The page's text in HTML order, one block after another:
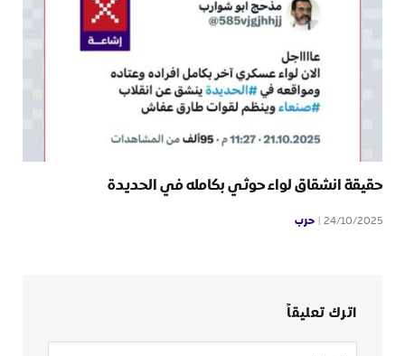
حقيقة انشقاق لواء حوثي بكامله في الحديدة
24/10/2025 حرب
اترك تعليقاً